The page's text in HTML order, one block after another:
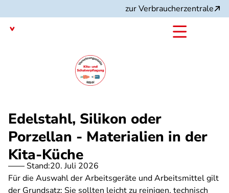
zum
Inhalt
zur Verbraucherzentrale
Edelstahl, Silikon oder
Porzellan - Materialien in der
Kita-Küche
Stand:20. Juli 2026
Für die Auswahl der Arbeitsgeräte und Arbeitsmittel gilt
der Grundsatz: Sie sollten leicht zu reinigen, technisch